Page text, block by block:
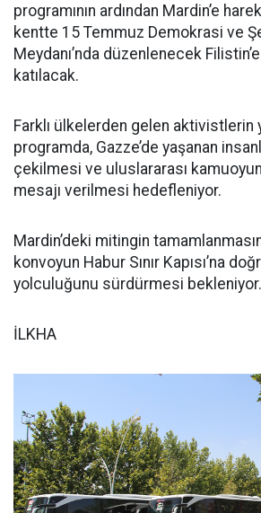
programının ardından Mardin’e
kentte 15 Temmuz Demokrasi ve
Meydanı’nda düzenlenecek
katılacak.
Farklı ülkelerden gelen aktivistlerin
programda, Gazze’de yaşanan
çekilmesi ve uluslararası
mesajı verilmesi hedefleniyor.
Mardin’deki mitingin
konvoyun Habur Sınır Kapısı’na
yolculuğunu sürdürmesi bekleniyor.
İLKHA